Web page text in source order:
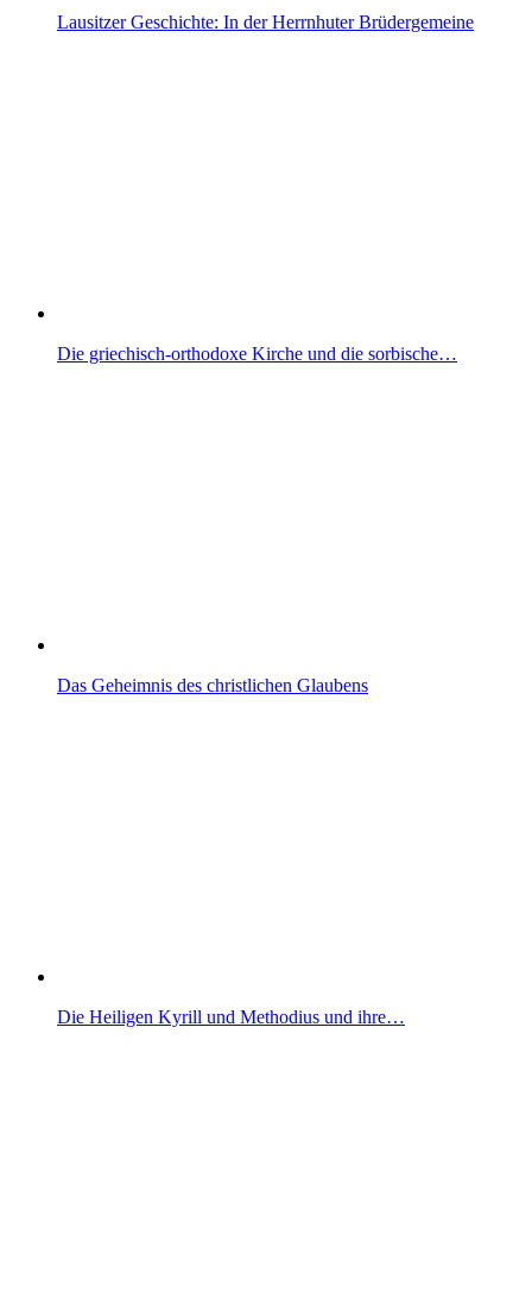
Lausitzer Geschichte: In der Herrnhuter Brüdergemeine
Die griechisch-orthodoxe Kirche und die sorbische…
Das Geheimnis des christlichen Glaubens
Die Heiligen Kyrill und Methodius und ihre…